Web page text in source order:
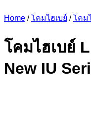
Home / โคมไฮเบย์ / โคม
โคมไฮเบย์
New IU